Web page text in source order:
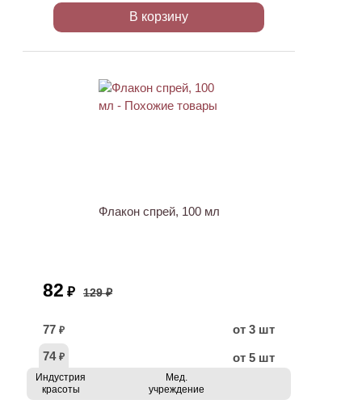
В корзину
Флакон спрей, 100 мл
82 ₽ 129 ₽
77 ₽
от 3 шт
74 ₽ от 5 шт
Индустрия
красоты
Мед.
учреждение